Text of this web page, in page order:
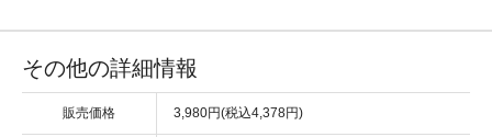
その他の詳細情報
販売価格 3,980円(税込4,378円)